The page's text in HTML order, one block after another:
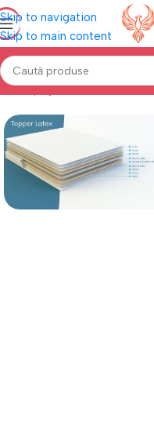
Skip to navigation
Skip to main content
Prima pagină SALTELE